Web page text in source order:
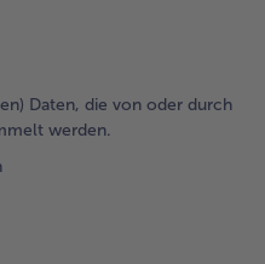
Daten, die von oder durch
werden.